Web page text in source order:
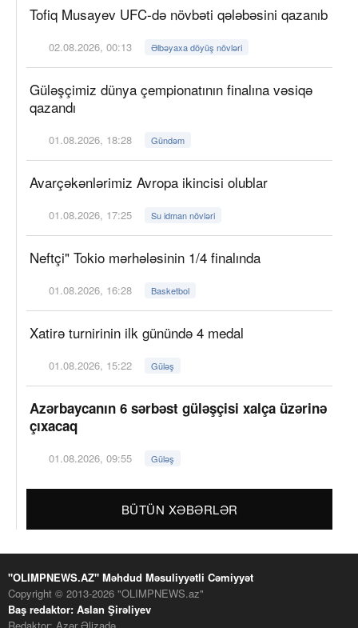
Tofiq Musayev UFC-də növbəti qələbəsini qazanıb
02.08.2026, 00:13 Əlbəyaxa döyüş növləri
Güləşçimiz dünya çempionatının finalına vəsiqə
qazandı
01.08.2026, 18:28 Gündəm
Avarçəkənlərimiz Avropa ikincisi olublar
01.08.2026, 17:25 Su idman növləri
Neftçi" Tokio mərhələsinin 1/4 finalında
01.08.2026, 16:28 Basketbol
Xatirə turnirinin ilk günündə 4 medal
01.08.2026, 15:22 Güləş
Azərbaycanın 6 sərbəst güləşçisi xalça üzərinə
çıxacaq
01.08.2026, 09:55 Güləş
BÜTÜN XƏBƏRLƏR
"OLIMPNEWS.AZ" Məhdud Məsuliyyətli Cəmiyyət
Copyright © 2013-2026 "OLIMPNEWS.az"
Baş redaktor: Aslan Şirəliyev